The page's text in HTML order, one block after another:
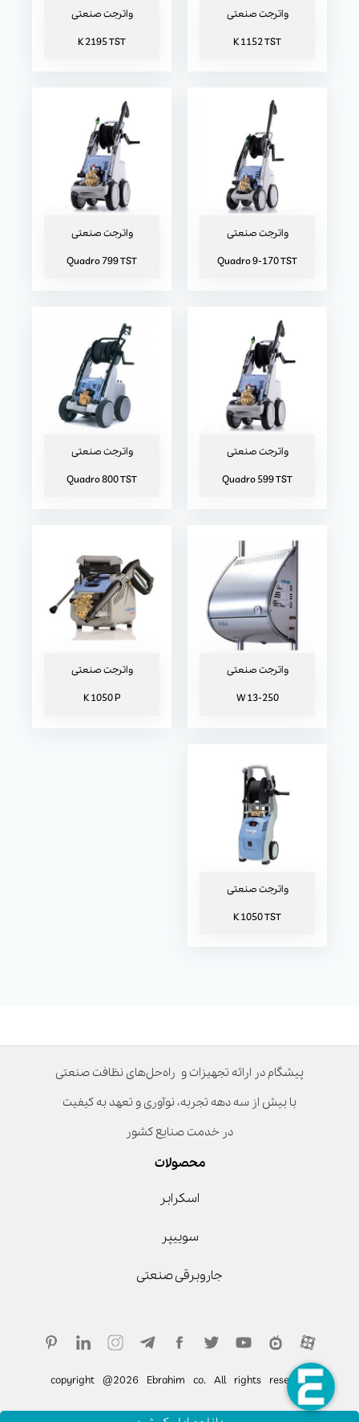
واترجت صنعتی
K 1152 TST
واترجت صنعتی
K 2195 TST
واترجت صنعتی
Quadro 9-170 TST
170 TST
واترجت صنعتی
Quadro 799 TST
TST
واترجت صنعتی
Quadro 599 TST
واترجت صنعتی Quadro 599
TST
واترجت صنعتی
Quadro 800 TST
واترجت صنعتی Quadro 800
TST
واترجت صنعتی
W 13-250
واترجت صنعتی W 13-250
واترجت صنعتی
K 1050 P
واترجت صنعتی K 1050 P
واترجت صنعتی
K 1050 TST
واترجت صنعتی K 1050 TST
پیشگام در ارائه تجهیزات و راه‌حل‌های نظافت صنعتی
با بیش از سه دهه تجربه، نوآوری و تعهد به کیفیت
در خدمت صنایع کشور
محصولات
اسکرابر
سوییپر
جاروبرقی صنعتی
copyright @2026 Ebrahim co. All rights reserved